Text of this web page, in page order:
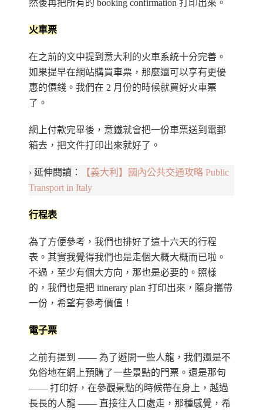
然後再把所有的 booking confirmation 打印出來。
火車票
在之前的文中提到意大利的火車系統十分完善。
如果提早在網站購買車票，那麼還可以享有更優
惠的價錢。我們在 2 月份的時候就買好火車票
了。
網上付款完畢後，意鐵就會把一份車票送到電郵
箱去，把文件打印出來就好了。
› 延伸閱讀：
【義大利】國內公共交通攻略 Public
Transport in Italy
行程表
為了方便參考，我們也排好了這十六天的行程
表。其實我覺得我們也是走個大概大概而已啦。
不過，至少有個大方向，那也是必要的。照樣
的，我們也是把 itinerary plan 打印出來，隨身攜帶
一份，希望有參考價值！
電子票
之前有提到 —— 為了避開一些人龍，我們還是不
免俗地在網上預購了一些景點的門票。還是那句
—— 打印好，在參觀景點的時候帶在身上，越過
長長的人龍 —— 直接往入口處走，那種感覺，希